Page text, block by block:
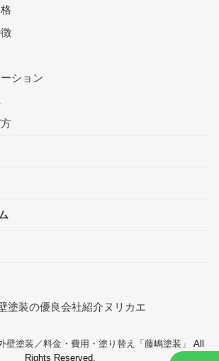
ション
壁塗装／料金・費用・塗り替え「藤嶋塗装」
All
Rights Reserved.